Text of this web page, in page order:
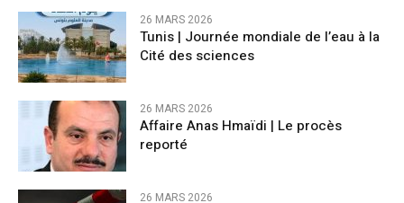
26 MARS 2026
Tunis | Journée mondiale de l’eau à la
Cité des sciences
26 MARS 2026
Affaire Anas Hmaïdi | Le procès
reporté
26 MARS 2026